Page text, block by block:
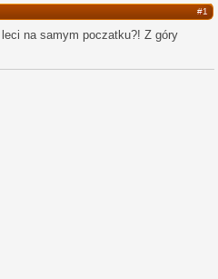
#1
na samym poczatku?! Z góry